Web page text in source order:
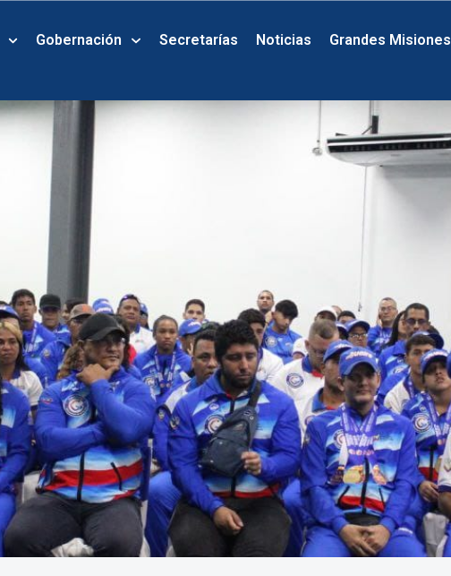
Gobernación Secretarías Noticias Grandes Misiones